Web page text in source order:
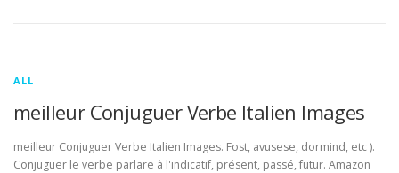
ALL
meilleur Conjuguer Verbe Italien Images
meilleur Conjuguer Verbe Italien Images. Fost, avusese, dormind, etc ).
Conjuguer le verbe parlare à l'indicatif, présent, passé, futur. Amazon